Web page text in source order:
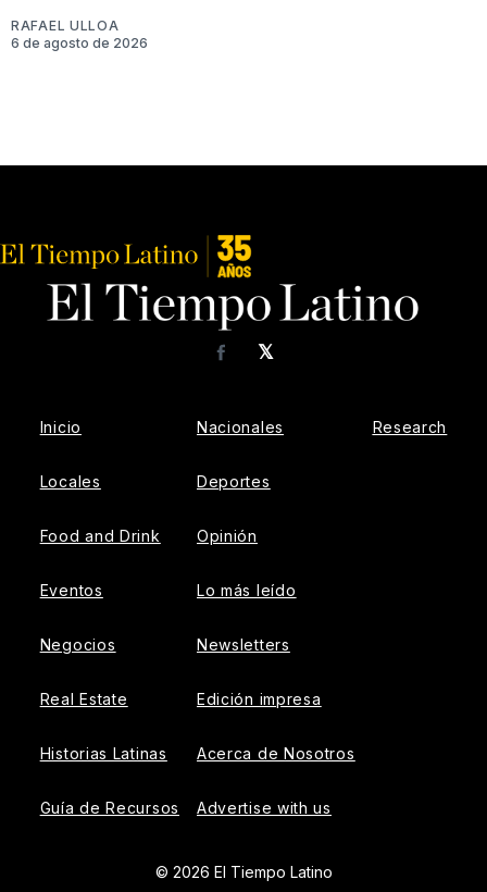
RAFAEL ULLOA
6 de agosto de 2026
𝕏
Facebook
Inicio
Locales
Food and Drink
Eventos
Negocios
Real Estate
Historias Latinas
Guía de Recursos
Nacionales
Deportes
Opinión
Lo más leído
Newsletters
Edición impresa
Acerca de Nosotros
Advertise with us
Research
© 2026 El Tiempo Latino